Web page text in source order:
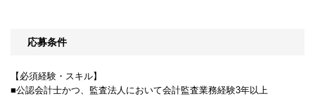
応募条件
【必須経験・スキル】
■公認会計士かつ、監査法人において会計監査業務経験3年以上